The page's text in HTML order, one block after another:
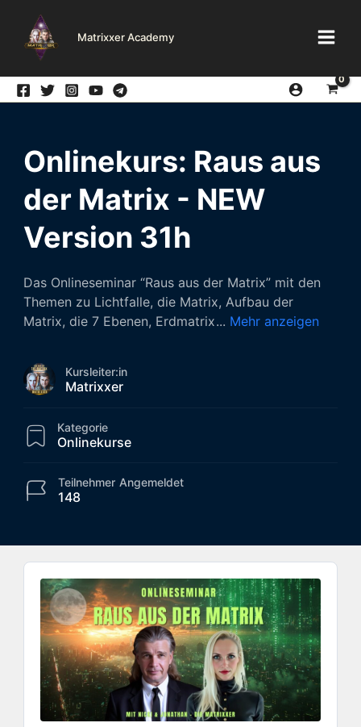
Inhalt
springen
Matrixxer Academy
Onlinekurs: Raus aus
der Matrix - NEW
Version 31h
Das Onlineseminar “Raus aus der Matrix” mit den
Themen zu Lichtfalle, die Matrix, Aufbau der
Matrix, die 7 Ebenen, Erdmatrix... Mehr anzeigen
Kursleiter:in
Matrixxer
Kategorie
Onlinekurse
148
Teilnehmer Angemeldet